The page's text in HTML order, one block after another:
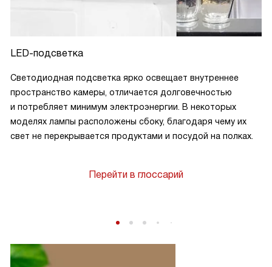
LED-подсветка
Светодиодная подсветка ярко освещает внутреннее
пространство камеры, отличается долговечностью
и потребляет минимум электроэнергии. В некоторых
моделях лампы расположены сбоку, благодаря чему их
свет не перекрывается продуктами и посудой на полках.
Перейти в глоссарий